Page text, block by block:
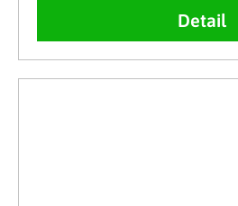
Detail